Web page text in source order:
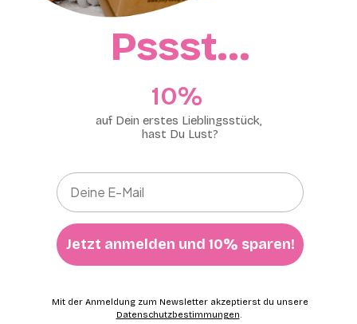
Pssst…
10%​
auf Dein erstes Lieblingsstück,
hast Du Lust?
Jetzt anmelden und 10% sparen!
Mit der Anmeldung zum Newsletter akzeptierst du unsere
Datenschutzbestimmungen.